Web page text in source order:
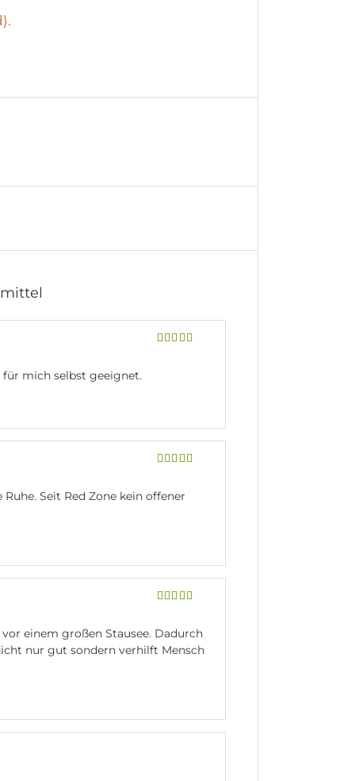
mich selbst geeignet.
Seit Red Zone kein offener
einem großen Stausee. Dadurch
nur gut sondern verhilft Mensch